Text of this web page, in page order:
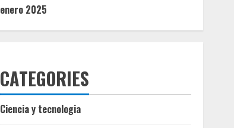
enero 2025
CATEGORIES
Ciencia y tecnologia